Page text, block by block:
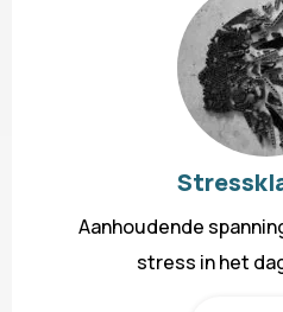
Aanhoudende
stress in het